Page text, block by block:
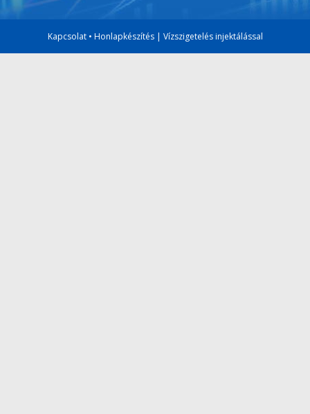
Kapcsolat• Honlapkészítés| Vízszigetelés injektálással